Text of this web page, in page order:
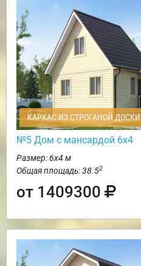
КАРКАС ИЗ СТРОГАНОЙ ДОСКИ
№5 Дом с мансардой 6х4
Размер: 6х4 м
Общая площадь: 38.52
от 1409300